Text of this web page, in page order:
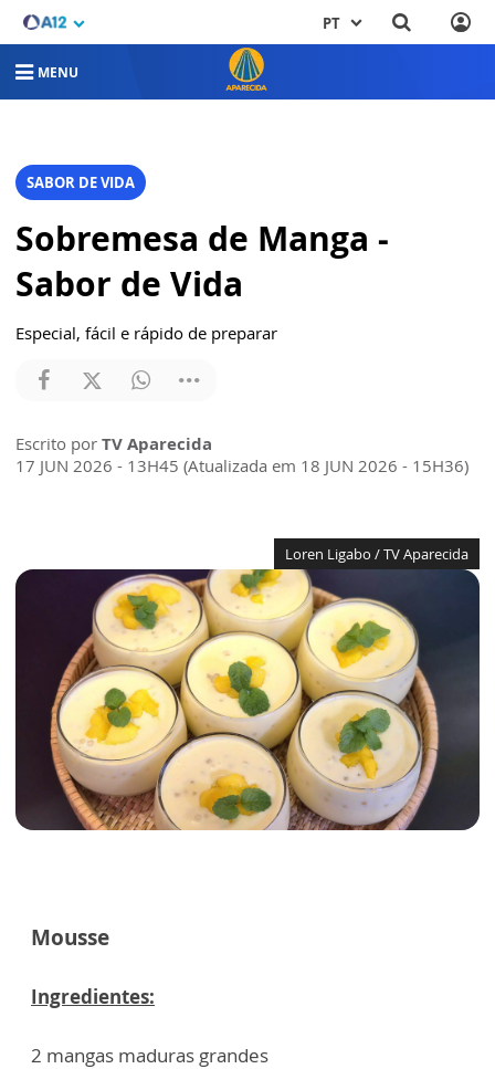
PT
MENU
SABOR DE VIDA
Sobremesa de Manga -
Sabor de Vida
Especial, fácil e rápido de preparar
Escrito por TV Aparecida
17 JUN 2026 - 13H45 (Atualizada em 18 JUN 2026 - 15H36)
Loren Ligabo / TV Aparecida
Mousse
Ingredientes:
2 mangas maduras grandes